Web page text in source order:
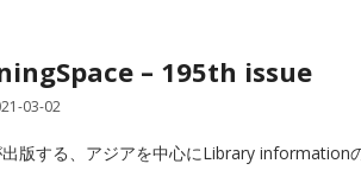
– 195th issue
03-02
出版する、アジアを中心にLibrary information